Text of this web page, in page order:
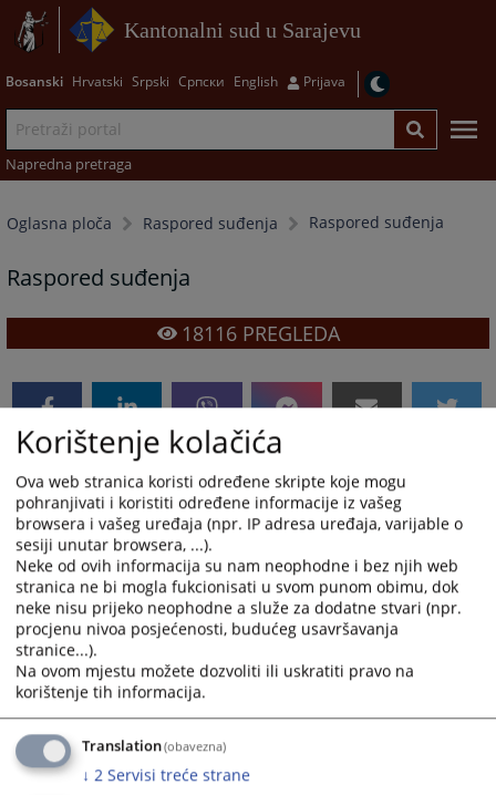
Kantonalni sud u Sarajevu
Bosanski Hrvatski Srpski Српски English Prijava
Napredna pretraga
Oglasna ploča Raspored suđenja Raspored suđenja
Raspored suđenja
18116PREGLEDA
Prateći dokumenti
Raspored pretresa 1008-1408
Korištenje kolačića
Ova web stranica koristi određene skripte koje mogu
pohranjivati i koristiti određene informacije iz vašeg
browsera i vašeg uređaja (npr. IP adresa uređaja, varijable o
sesiji unutar browsera, ...).
Neke od ovih informacija su nam neophodne i bez njih web
stranica ne bi mogla fukcionisati u svom punom obimu, dok
neke nisu prijeko neophodne a služe za dodatne stvari (npr.
procjenu nivoa posjećenosti, budućeg usavršavanja
stranice...).
Na ovom mjestu možete dozvoliti ili uskratiti pravo na
korištenje tih informacija.
Translation(obavezna)
↓ 2 Servisi treće strane